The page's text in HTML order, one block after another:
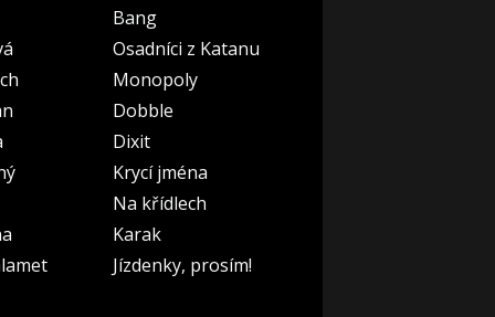
Bang
Osadníci z Katanu
Monopoly
Dobble
Dixit
Krycí jména
Na křídlech
Karak
Jízdenky, prosím!